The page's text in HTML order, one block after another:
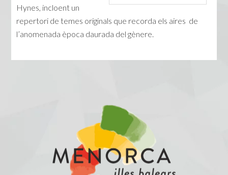
Hynes, incloent un
repertori de temes originals que recorda els aires de
l’anomenada època daurada del gènere.